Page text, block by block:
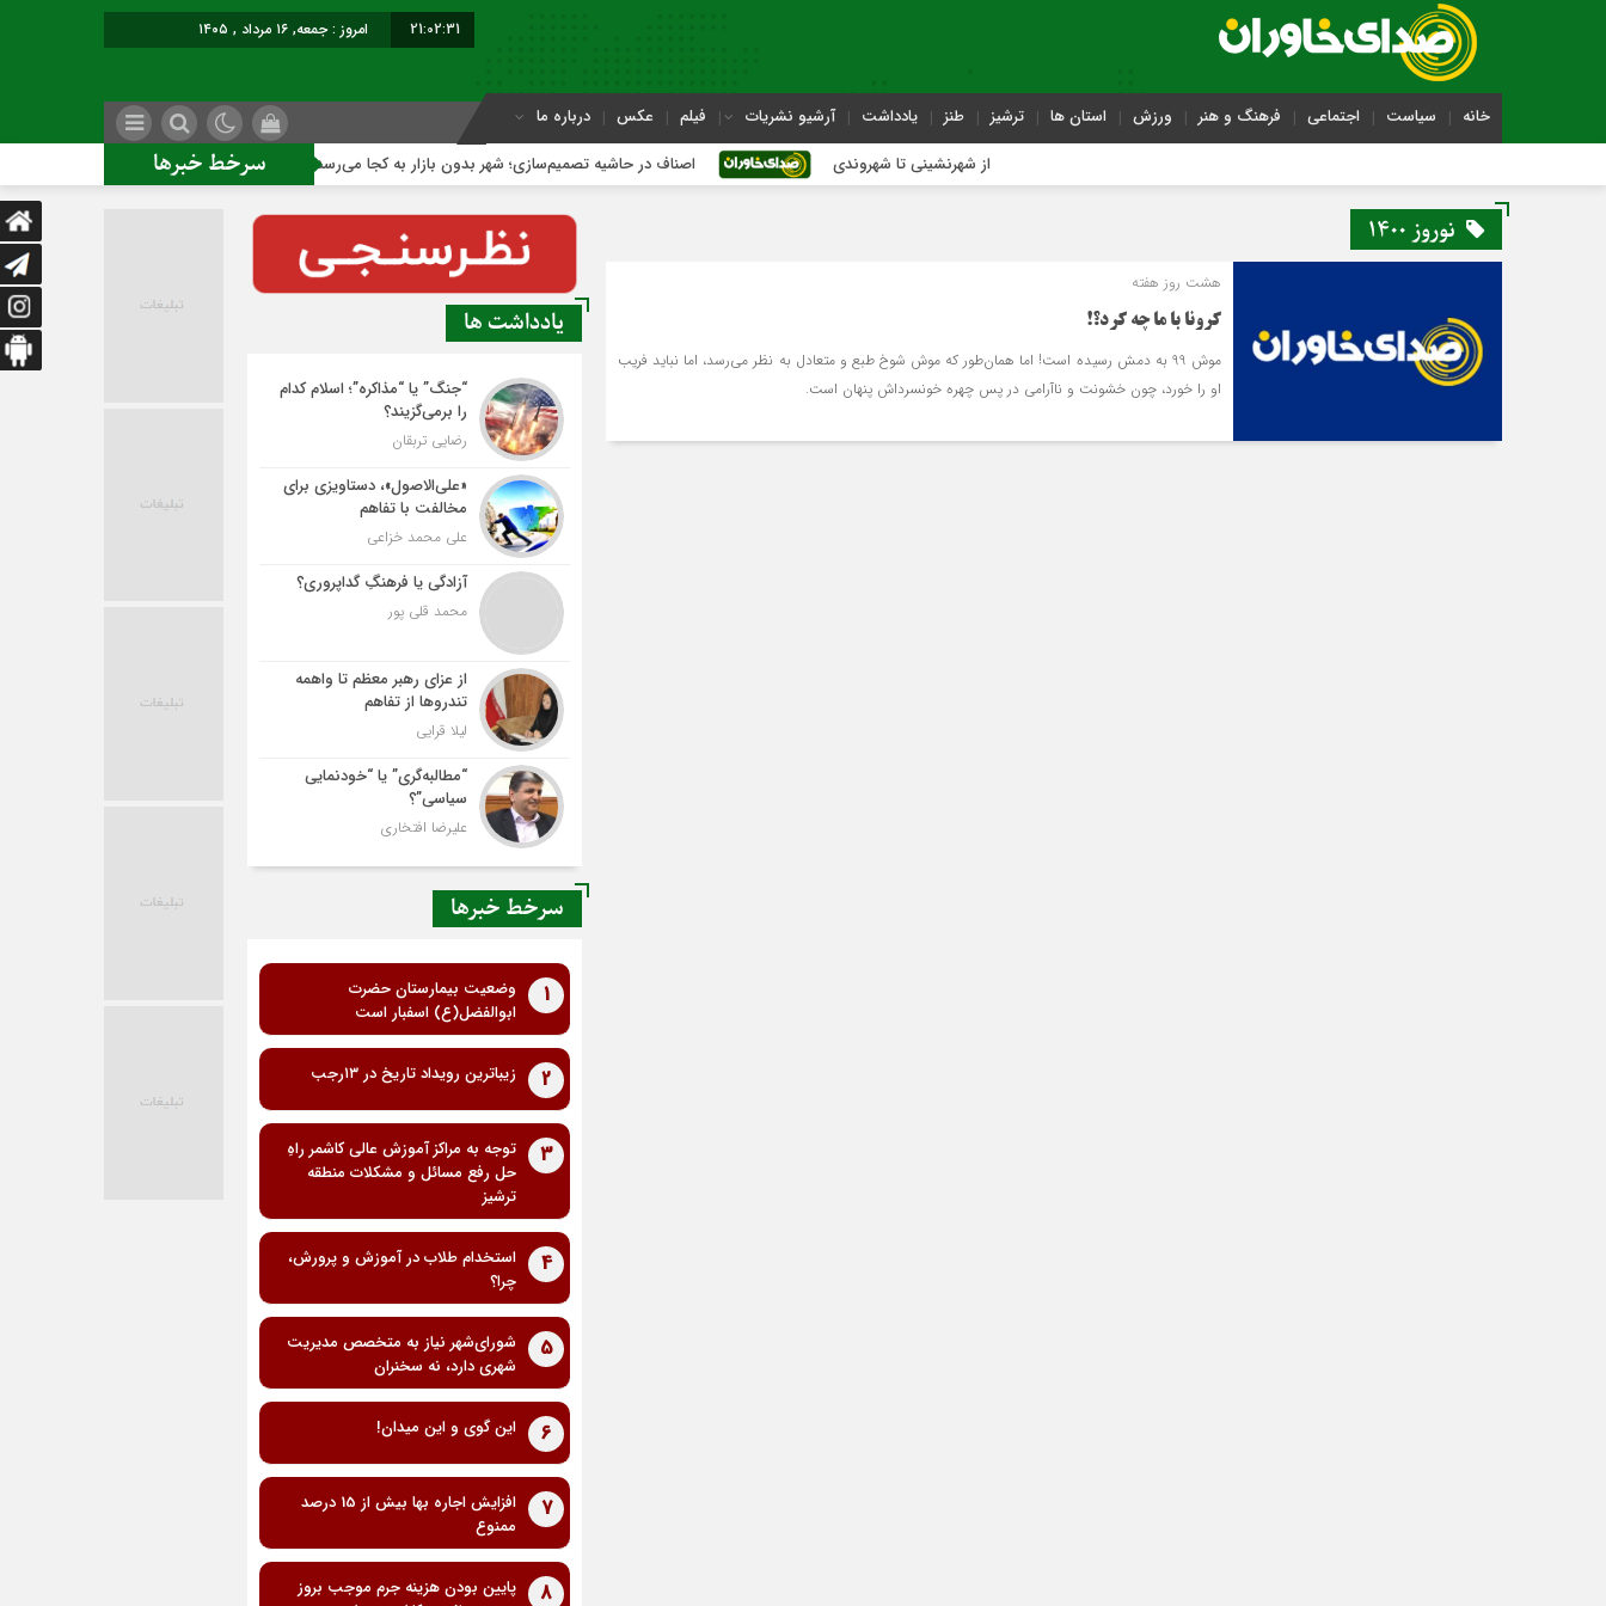
21:02:32 برابر با : Friday - 7 August - 2026
خانه سیاست اجتماعی فرهنگ و هنر ورزش استان ها ترشیز طنز یادداشت آرشیو نشریات فیلم عکس درباره ما
سرخط خبرها از شهرنشینی تا شهروندی اصناف در حاشیه تصمیم‌سازی؛ شهر بدون بازار به کجا می‌رسد؟ کاشمر روی ریل توسعه متوازن
نوروز 1400
هشت روز هفته
کرونا با ما چه کرد؟!
موش 99 به دمش رسیده است! اما همان‌طور که موش شوخ طبع و متعادل به نظر می‌رسد، اما نباید فریب
او را خورد، چون خشونت و ناآرامی در پس چهره خونسرداش پنهان است.
یادداشت ها
“جنگ” یا “مذاکره”؛ اسلام کدام
را برمی‌گزیند؟
رضایی تربقان
«علی‌الاصول»، دستاویزی برای
مخالفت با تفاهم
علی محمد خزاعی
آزادگی یا فرهنگِ گداپروری؟
محمد قلی پور
از عزای رهبر معظم تا واهمه
تندروها از تفاهم
لیلا قرایی
“مطالبه‌گری” یا “خودنمایی
سیاسی”؟
علیرضا افتخاری
سرخط خبرها
1
وضعیت بیمارستان حضرت
ابوالفضل(ع) اسفبار است
2 زیباترین رویداد تاریخ در ۱۳رجب
3
توجه به مراکز آموزش عالی کاشمر راهِ
حل رفع مسائل و مشکلات منطقه
ترشیز
4
استخدام طلاب در آموزش و پرورش،
چرا؟
5
شورای‌شهر نیاز به متخصص مدیریت
شهری دارد، نه سخنران
6 این گوی و این میدان!
7
افزایش اجاره بها بیش از 15 درصد
ممنوع
8
پایین بودن هزینه جرم موجب بروز